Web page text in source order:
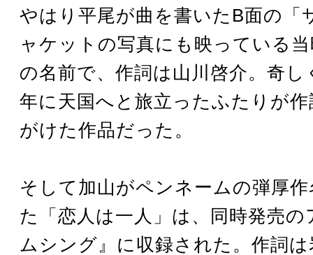
やはり平尾が曲を書いたB面の「
ャケットの写真にも映っている
の名前で、作詞は山川啓介。奇し
年に天国へと旅立ったふたりが
がけた作品だった。
そして加山がペンネームの弾厚
た「恋人は一人」は、同時発売
ムシング』に収録された。作詞